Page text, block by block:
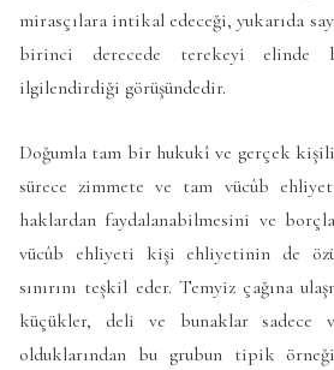
mirasçılara intikal edeceği, yukarıda
birinci derecede terekeyi elinde
ilgilendirdiği görüşündedir.
Doğumla tam bir hukukî ve gerçek
sürece zimmete ve tam vücûb
haklardan faydalanabilmesini ve
vücûb ehliyeti kişi ehliyetinin de
sınırını teşkil eder. Temyiz çağına
küçükler, deli ve bunaklar sadece
olduklarından bu grubun tipik